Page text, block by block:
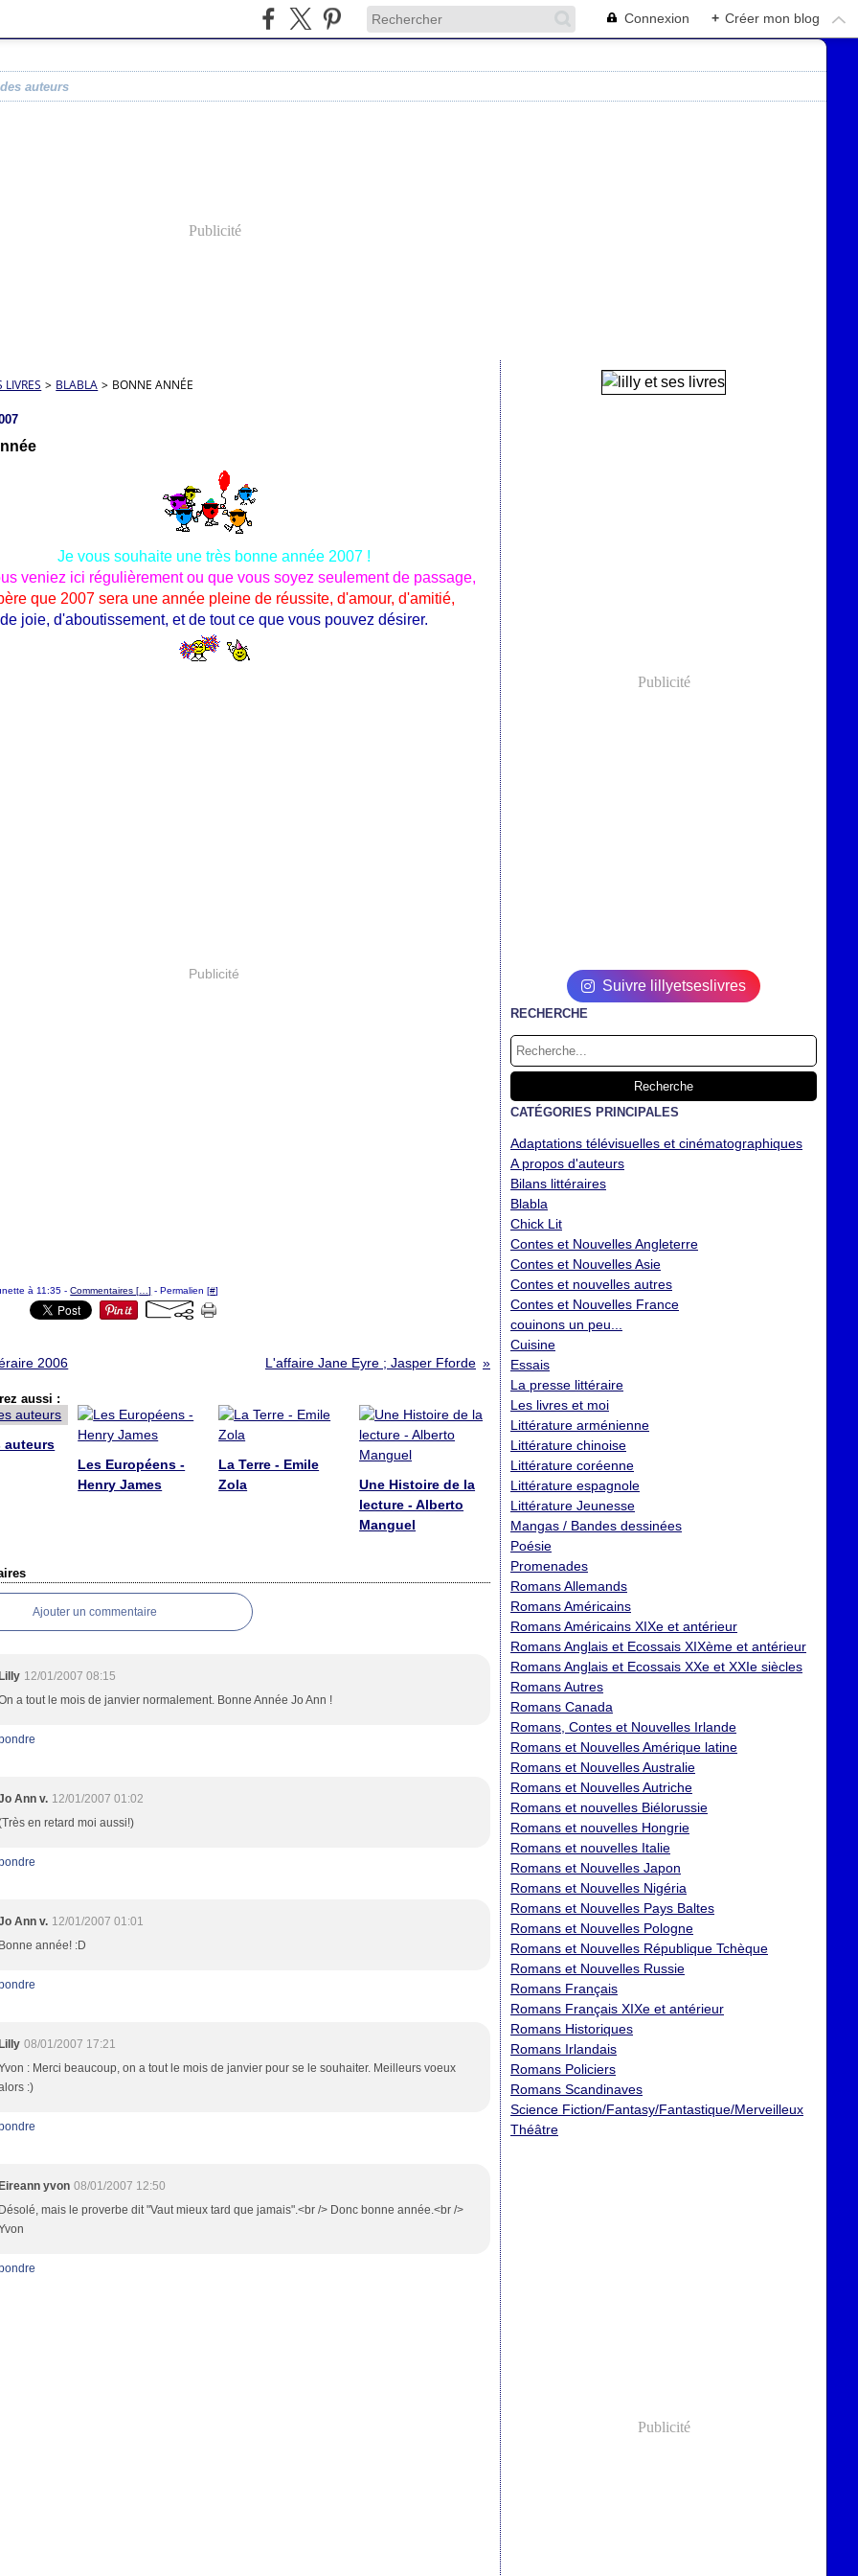
Connexion + Créer mon blog
auteurs
Publicité
LIVRES > BLABLA > BONNE ANNÉE
Je vous souhaite une très bonne année 2007 !
veniez ici régulièrement ou que vous soyez seulement de passage,
que 2007 sera une année pleine de réussite, d'amour, d'amitié,
de joie, d'aboutissement, et de tout ce que vous pouvez désirer.
Publicité
à 11:35 -Commentaires [ …] - Permalien [#]
2006 L'affaire Jane Eyre ; Jasper Fforde
aussi :
auteurs
Les Européens -
Henry James
La Terre - Emile
Zola
Une Histoire de la
lecture - Alberto
Manguel
Ajouter un commentaire
12/01/2007 08:15
a tout le mois de janvier normalement. Bonne Année Jo Ann !
Ann v. 12/01/2007 01:02
en retard moi aussi!)
Ann v. 12/01/2007 01:01
année! :D
08/01/2007 17:21
: Merci beaucoup, on a tout le mois de janvier pour se le souhaiter. Meilleurs voeux
:)
yvon 08/01/2007 12:50
mais le proverbe dit "Vaut mieux tard que jamais".<br /> Donc bonne année.<br />
Publicité
Suivre lillyetseslivres
RECHERCHE
CATÉGORIES PRINCIPALES
Adaptations télévisuelles et cinématographiques
A propos d'auteurs
Bilans littéraires
Blabla
Chick Lit
Contes et Nouvelles Angleterre
Contes et Nouvelles Asie
Contes et nouvelles autres
Contes et Nouvelles France
couinons un peu...
Cuisine
Essais
La presse littéraire
Les livres et moi
Littérature arménienne
Littérature chinoise
Littérature coréenne
Littérature espagnole
Littérature Jeunesse
Mangas / Bandes dessinées
Poésie
Promenades
Romans Allemands
Romans Américains
Romans Américains XIXe et antérieur
Romans Anglais et Ecossais XIXème et antérieur
Romans Anglais et Ecossais XXe et XXIe siècles
Romans Autres
Romans Canada
Romans, Contes et Nouvelles Irlande
Romans et Nouvelles Amérique latine
Romans et Nouvelles Australie
Romans et Nouvelles Autriche
Romans et nouvelles Biélorussie
Romans et nouvelles Hongrie
Romans et nouvelles Italie
Romans et Nouvelles Japon
Romans et Nouvelles Nigéria
Romans et Nouvelles Pays Baltes
Romans et Nouvelles Pologne
Romans et Nouvelles République Tchèque
Romans et Nouvelles Russie
Romans Français
Romans Français XIXe et antérieur
Romans Historiques
Romans Irlandais
Romans Policiers
Romans Scandinaves
Science Fiction/Fantasy/Fantastique/Merveilleux
Théâtre
Publicité